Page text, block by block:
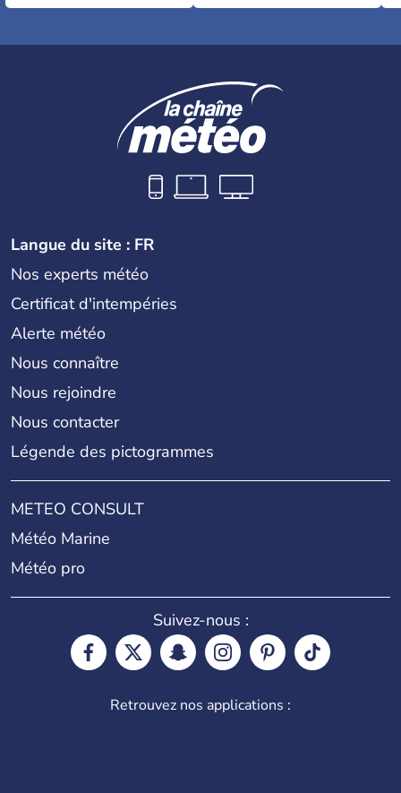
Langue du site : FR
Nos experts météo
Certificat d'intempéries
Alerte météo
Nous connaître
Nous rejoindre
Nous contacter
Légende des pictogrammes
METEO CONSULT
Météo Marine
Météo pro
Suivez-nous :
Retrouvez nos applications :